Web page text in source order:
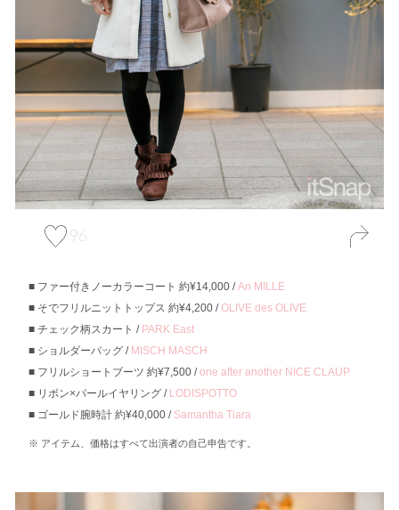
96
ファー付きノーカラーコート 約¥14,000 /An MILLE
そでフリルニットトップス 約¥4,200 /OLIVE des OLIVE
チェック柄スカート / PARK East
ショルダーバッグ / MISCH MASCH
フリルショートブーツ 約¥7,500 /one after another NICE CLAUP
リボン×パールイヤリング / LODISPOTTO
ゴールド腕時計 約¥40,000 / Samantha Tiara
アイテム、価格はすべて出演者の自己申告です。